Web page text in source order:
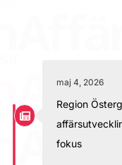
maj 4, 2026
Region
fokus